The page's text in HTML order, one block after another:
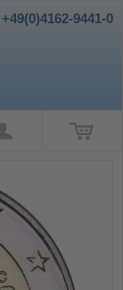
+49(0)4162-9441-0